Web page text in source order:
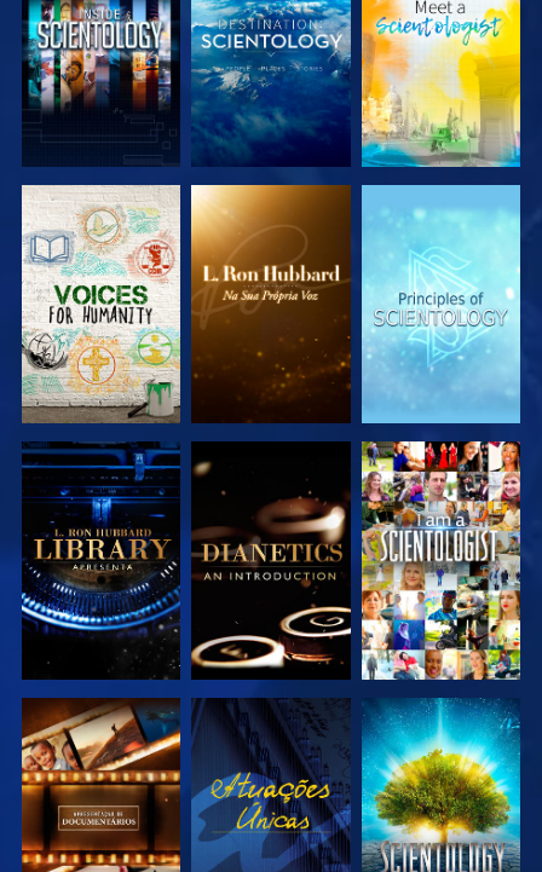
EXPLORAR A
SÉRIE
EXPLORAR A
SÉRIE
EXPLORAR A
SÉRIE
EXPLORAR A
SÉRIE
EXPLORAR A
SÉRIE
VER
EXPLORAR A
SÉRIE
VER
EXPLORAR A
SÉRIE